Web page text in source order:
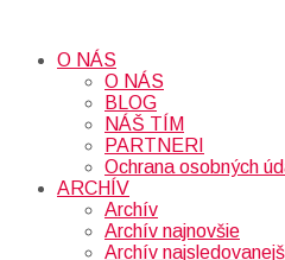
O NÁS
O NÁS
BLOG
NÁŠ TÍM
PARTNERI
Ochrana osobných
ARCHÍV
Archív
Archív najnovšie
Archív